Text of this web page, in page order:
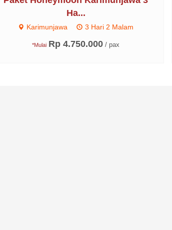
Ha...
Karimunjawa 3 Hari 2 Malam
*Mulai Rp 4.750.000 / pax